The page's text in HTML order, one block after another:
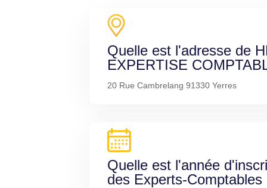
Quelle est l'adresse de
EXPERTISE
20 Rue Cambrelang 91330 Yerres
Quelle est l'année
des Experts-Comptables